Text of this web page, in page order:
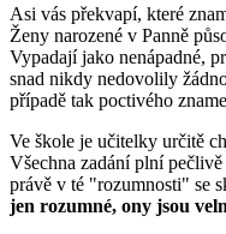
Asi vás překvapí, které
Ženy narozené v Panně
Vypadají jako nenápadné,
snad nikdy nedovolily
případě tak poctivého
Ve škole je učitelky určitě
Všechna zadání plní
právě v té "rozumnosti" se
jen rozumné, ony jsou